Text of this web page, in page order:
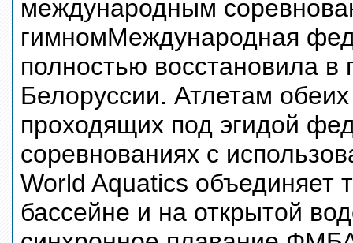
международным
гимномМеждународная
полностью восстановила в
Белоруссии. Атлетам
проходящих под эгидой
соревнованиях с
World Aquatics объединяет
бассейне и на открытой